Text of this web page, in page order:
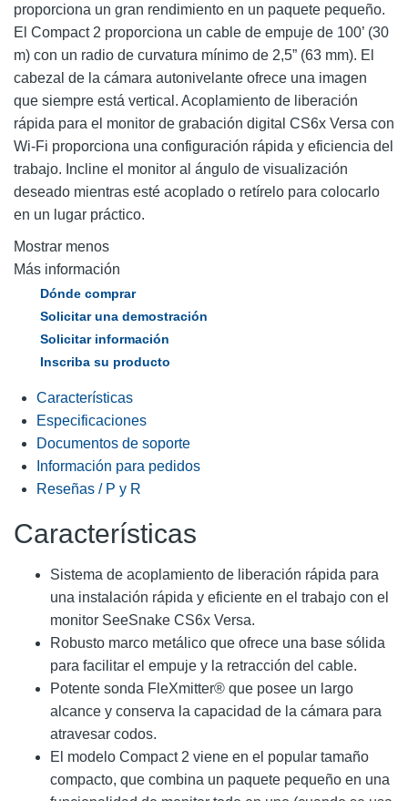
proporciona un gran rendimiento en un paquete pequeño.
El Compact 2 proporciona un cable de empuje de 100’ (30
m) con un radio de curvatura mínimo de 2,5” (63 mm). El
cabezal de la cámara autonivelante ofrece una imagen
que siempre está vertical. Acoplamiento de liberación
rápida para el monitor de grabación digital CS6x Versa con
Wi-Fi proporciona una configuración rápida y eficiencia del
trabajo. Incline el monitor al ángulo de visualización
deseado mientras esté acoplado o retírelo para colocarlo
en un lugar práctico.
Mostrar menos
Más información
Dónde comprar
Solicitar una demostración
Solicitar información
Inscriba su producto
Características
Especificaciones
Documentos de soporte
Información para pedidos
Reseñas / P y R
Características
Sistema de acoplamiento de liberación rápida para
una instalación rápida y eficiente en el trabajo con el
monitor SeeSnake CS6x Versa.
Robusto marco metálico que ofrece una base sólida
para facilitar el empuje y la retracción del cable.
Potente sonda FleXmitter® que posee un largo
alcance y conserva la capacidad de la cámara para
atravesar codos.
El modelo Compact 2 viene en el popular tamaño
compacto, que combina un paquete pequeño en una